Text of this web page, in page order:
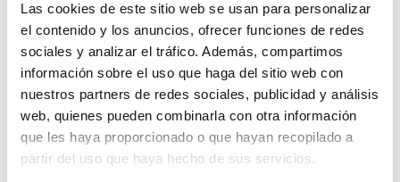
Las cookies de este sitio web se usan para personalizar
el contenido y los anuncios, ofrecer funciones de redes
sociales y analizar el tráfico. Además, compartimos
información sobre el uso que haga del sitio web con
nuestros partners de redes sociales, publicidad y análisis
web, quienes pueden combinarla con otra información
que les haya proporcionado o que hayan recopilado a
partir del uso que haya hecho de sus servicios.
10% de descuento
con tu primera compra.